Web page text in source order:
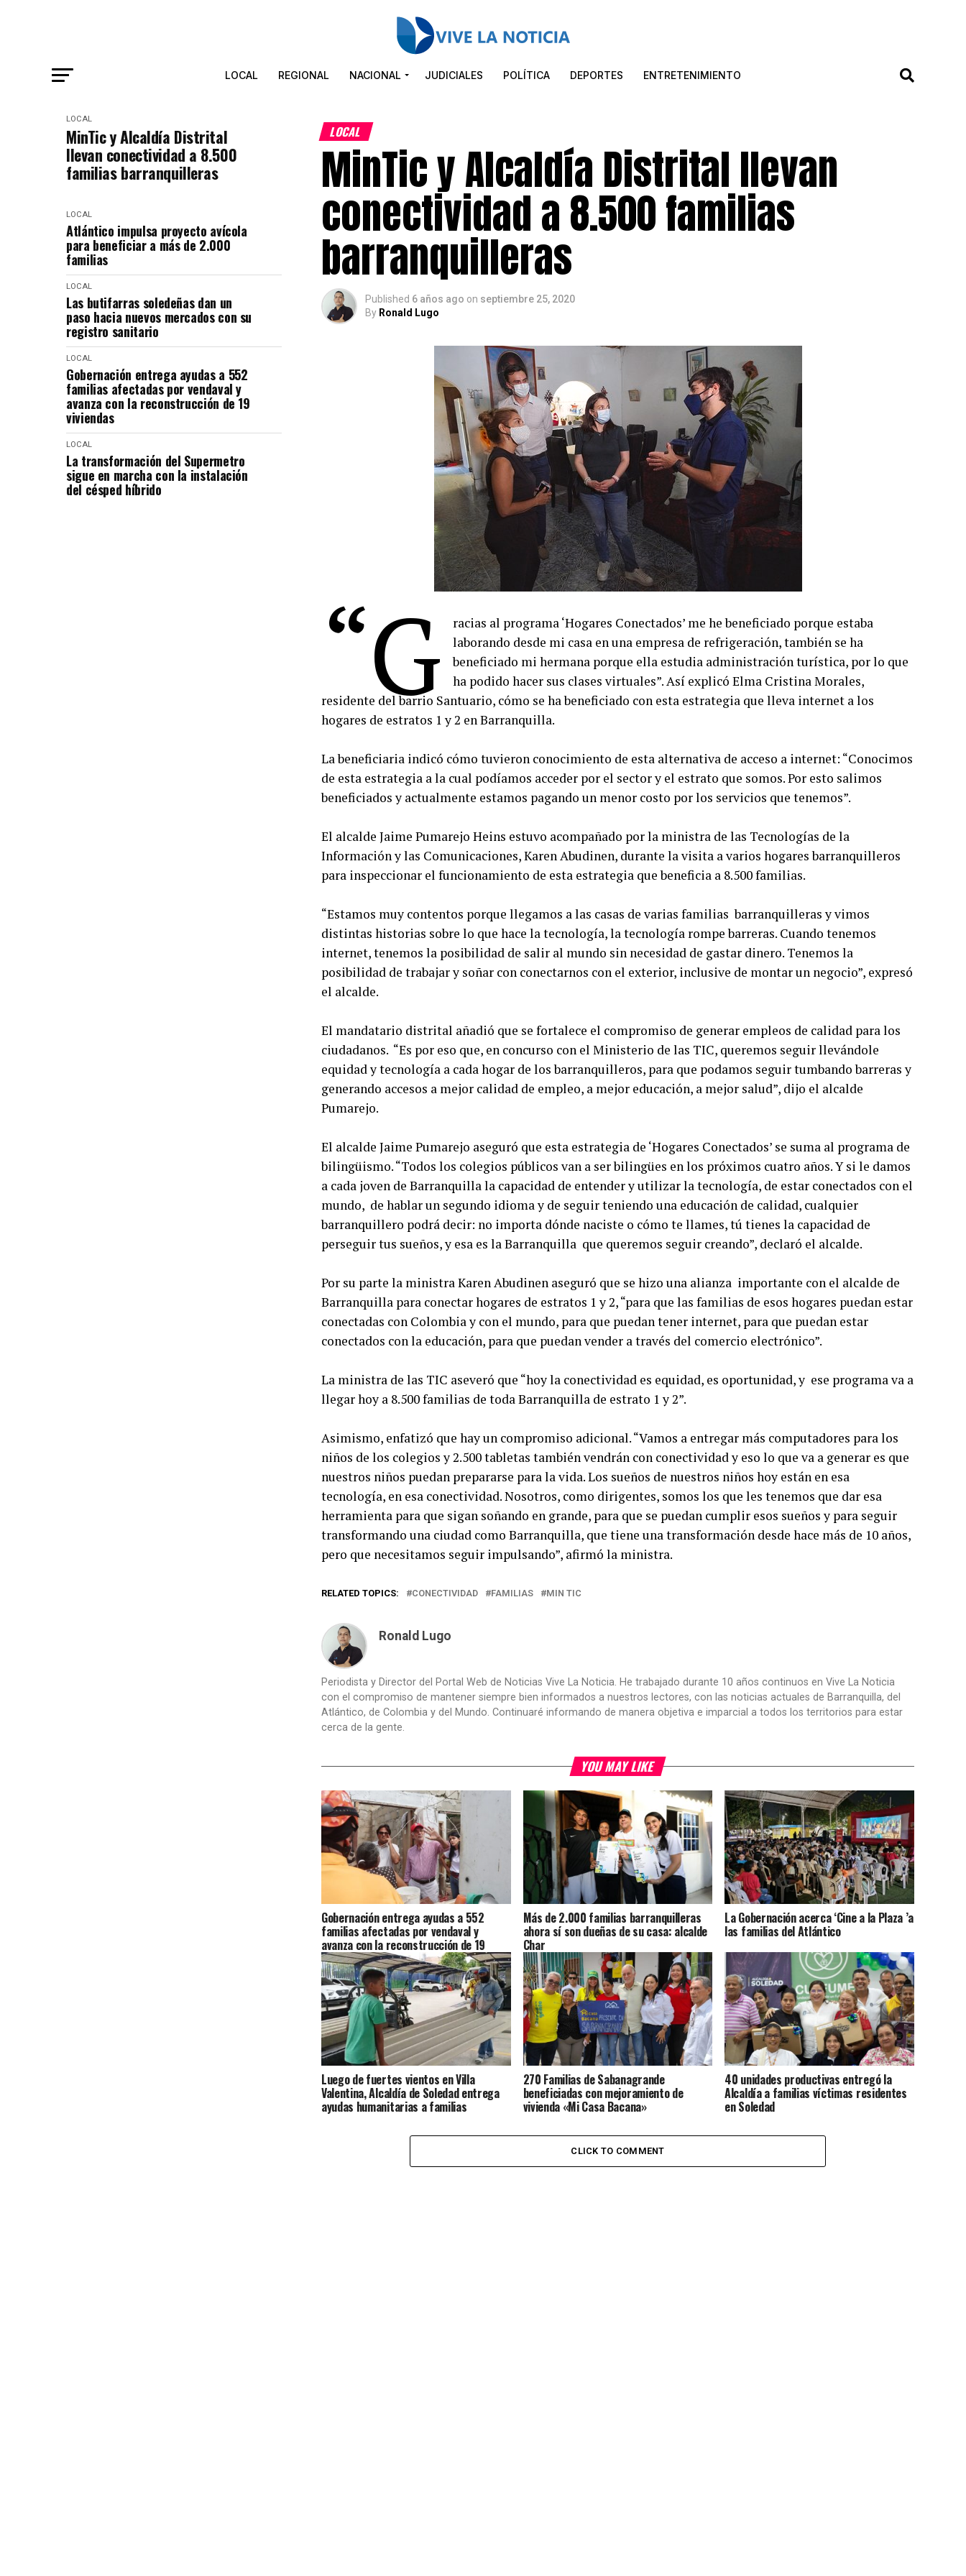
LOCAL REGIONAL NACIONAL JUDICIALES POLÍTICA DEPORTES ENTRETENIMIENTO
LOCAL
MinTic y Alcaldía Distrital
llevan conectividad a 8.500
familias barranquilleras
LOCAL
Atlántico impulsa proyecto avícola
para beneficiar a más de 2.000
familias
LOCAL
Las butifarras soledeñas dan un
paso hacia nuevos mercados con su
registro sanitario
LOCAL
Gobernación entrega ayudas a 552
familias afectadas por vendaval y
avanza con la reconstrucción de 19
viviendas
LOCAL
La transformación del Supermetro
sigue en marcha con la instalación
del césped híbrido
LOCAL
MinTic y Alcaldía Distrital llevan
conectividad a 8.500 familias
barranquilleras
Published 6 años ago on septiembre 25, 2020
By Ronald Lugo
“G
racias al programa ‘Hogares Conectados’ me he beneficiado porque estaba
laborando desde mi casa en una empresa de refrigeración, también se ha
beneficiado mi hermana porque ella estudia administración turística, por lo que
ha podido hacer sus clases virtuales”. Así explicó Elma Cristina Morales,
residente del barrio Santuario, cómo se ha beneficiado con esta estrategia que lleva internet a los
hogares de estratos 1 y 2 en Barranquilla.
La beneficiaria indicó cómo tuvieron conocimiento de esta alternativa de acceso a internet: “Conocimos
de esta estrategia a la cual podíamos acceder por el sector y el estrato que somos. Por esto salimos
beneficiados y actualmente estamos pagando un menor costo por los servicios que tenemos”.
El alcalde Jaime Pumarejo Heins estuvo acompañado por la ministra de las Tecnologías de la
Información y las Comunicaciones, Karen Abudinen, durante la visita a varios hogares barranquilleros
para inspeccionar el funcionamiento de esta estrategia que beneficia a 8.500 familias.
“Estamos muy contentos porque llegamos a las casas de varias familias barranquilleras y vimos
distintas historias sobre lo que hace la tecnología, la tecnología rompe barreras. Cuando tenemos
internet, tenemos la posibilidad de salir al mundo sin necesidad de gastar dinero. Tenemos la
posibilidad de trabajar y soñar con conectarnos con el exterior, inclusive de montar un negocio”, expresó
el alcalde.
El mandatario distrital añadió que se fortalece el compromiso de generar empleos de calidad para los
ciudadanos. “Es por eso que, en concurso con el Ministerio de las TIC, queremos seguir llevándole
equidad y tecnología a cada hogar de los barranquilleros, para que podamos seguir tumbando barreras y
generando accesos a mejor calidad de empleo, a mejor educación, a mejor salud”, dijo el alcalde
Pumarejo.
El alcalde Jaime Pumarejo aseguró que esta estrategia de ‘Hogares Conectados’ se suma al programa de
bilingüismo. “Todos los colegios públicos van a ser bilingües en los próximos cuatro años. Y si le damos
a cada joven de Barranquilla la capacidad de entender y utilizar la tecnología, de estar conectados con el
mundo, de hablar un segundo idioma y de seguir teniendo una educación de calidad, cualquier
barranquillero podrá decir: no importa dónde naciste o cómo te llames, tú tienes la capacidad de
perseguir tus sueños, y esa es la Barranquilla que queremos seguir creando”, declaró el alcalde.
Por su parte la ministra Karen Abudinen aseguró que se hizo una alianza importante con el alcalde de
Barranquilla para conectar hogares de estratos 1 y 2, “para que las familias de esos hogares puedan estar
conectadas con Colombia y con el mundo, para que puedan tener internet, para que puedan estar
conectados con la educación, para que puedan vender a través del comercio electrónico”.
La ministra de las TIC aseveró que “hoy la conectividad es equidad, es oportunidad, y ese programa va a
llegar hoy a 8.500 familias de toda Barranquilla de estrato 1 y 2”.
Asimismo, enfatizó que hay un compromiso adicional. “Vamos a entregar más computadores para los
niños de los colegios y 2.500 tabletas también vendrán con conectividad y eso lo que va a generar es que
nuestros niños puedan prepararse para la vida. Los sueños de nuestros niños hoy están en esa
tecnología, en esa conectividad. Nosotros, como dirigentes, somos los que les tenemos que dar esa
herramienta para que sigan soñando en grande, para que se puedan cumplir esos sueños y para seguir
transformando una ciudad como Barranquilla, que tiene una transformación desde hace más de 10 años,
pero que necesitamos seguir impulsando”, afirmó la ministra.
RELATED TOPICS: CONECTIVIDAD FAMILIAS MIN TIC
Ronald Lugo
Periodista y Director del Portal Web de Noticias Vive La Noticia. He trabajado durante 10 años continuos en Vive La Noticia
con el compromiso de mantener siempre bien informados a nuestros lectores, con las noticias actuales de Barranquilla, del
Atlántico, de Colombia y del Mundo. Continuaré informando de manera objetiva e imparcial a todos los territorios para estar
cerca de la gente.
YOU MAY LIKE
Gobernación entrega ayudas a 552
familias afectadas por vendaval y
avanza con la reconstrucción de 19
viviendas
Más de 2.000 familias barranquilleras
ahora sí son dueñas de su casa: alcalde
Char
La Gobernación acerca ‘Cine a la Plaza ’a
las familias del Atlántico
Luego de fuertes vientos en Villa
Valentina, Alcaldía de Soledad entrega
ayudas humanitarias a familias
270 Familias de Sabanagrande
beneficiadas con mejoramiento de
vivienda «Mi Casa Bacana»
40 unidades productivas entregó la
Alcaldía a familias víctimas residentes
en Soledad
CLICK TO COMMENT